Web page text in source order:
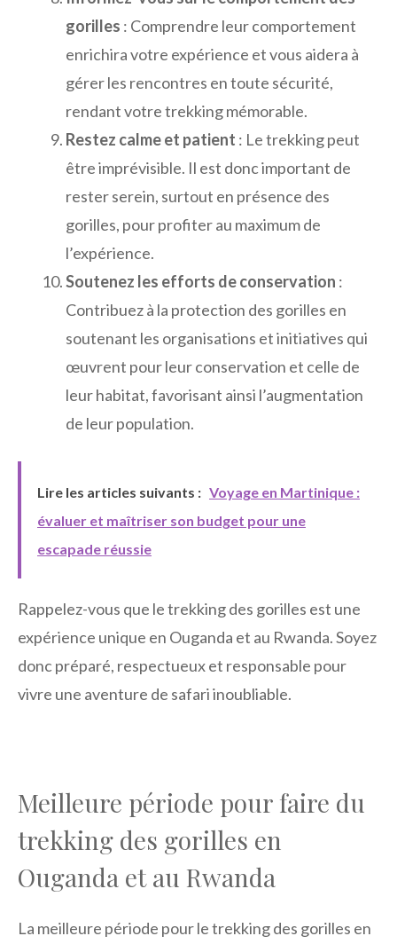
gorilles : Comprendre leur comportement
enrichira votre expérience et vous aidera à
gérer les rencontres en toute sécurité,
rendant votre trekking mémorable.
Restez calme et patient : Le trekking peut
être imprévisible. Il est donc important de
rester serein, surtout en présence des
gorilles, pour profiter au maximum de
l’expérience.
Soutenez les efforts de conservation :
Contribuez à la protection des gorilles en
soutenant les organisations et initiatives qui
œuvrent pour leur conservation et celle de
leur habitat, favorisant ainsi l’augmentation
de leur population.
Lire les articles suivants : Voyage en Martinique :
évaluer et maîtriser son budget pour une
escapade réussie
Rappelez-vous que le trekking des gorilles est une
expérience unique en Ouganda et au Rwanda. Soyez
donc préparé, respectueux et responsable pour
vivre une aventure de safari inoubliable.
Meilleure période pour faire du
trekking des gorilles en
Ouganda et au Rwanda
La meilleure période pour le trekking des gorilles en